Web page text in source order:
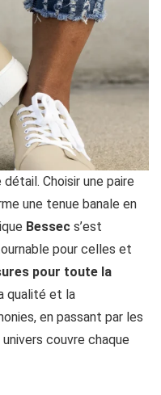
Choisir une paire
une tenue banale en
Bessec s’est
pour celles et
pour toute la
qualité et la
en passant par les
couvre chaque